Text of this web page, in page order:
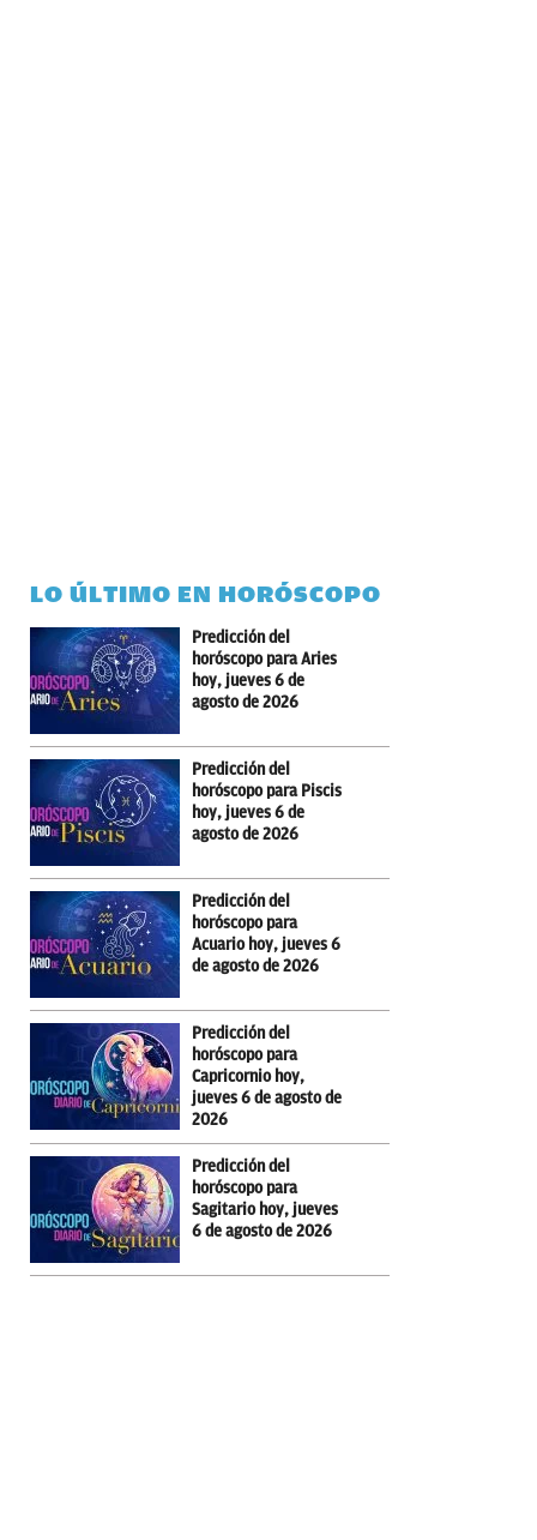
LO ÚLTIMO EN HORÓSCOPO
Predicción del
horóscopo para Aries
hoy, jueves 6 de
agosto de 2026
Predicción del
horóscopo para Piscis
hoy, jueves 6 de
agosto de 2026
Predicción del
horóscopo para
Acuario hoy, jueves 6
de agosto de 2026
Predicción del
horóscopo para
Capricornio hoy,
jueves 6 de agosto de
2026
Predicción del
horóscopo para
Sagitario hoy, jueves
6 de agosto de 2026